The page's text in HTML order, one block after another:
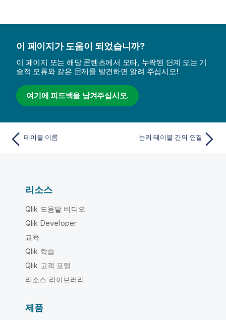
이 페이지가 도움이 되었습니까?
이 페이지 또는 해당 콘텐츠에서 오타, 누락된 단계 또는 기
술적 오류와 같은 문제를 발견하면 알려 주십시오!
여기에 피드백을 남겨주십시오.
테이블 이름 논리 테이블 간의 연결
리소스
Qlik 도움말 비디오
Qlik Developer
교육
Qlik 학습
Qlik 고객 포털
리소스 라이브러리
제품